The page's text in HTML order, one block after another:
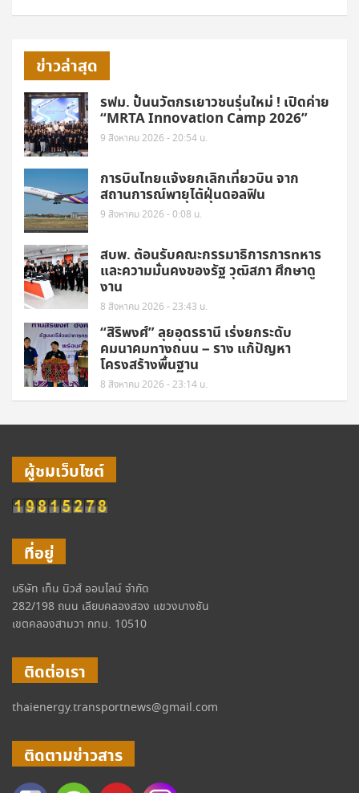
ข่าวล่าสุด
รฟม. ปั้นนวัตกรเยาวชนรุ่นใหม่ ! เปิดค่าย
“MRTA Innovation Camp 2026”
9 สิงหาคม 2026 - 20:54 น.
การบินไทยแจ้งยกเลิกเที่ยวบิน จาก
สถานการณ์พายุไต้ฝุ่นดอลฟิน
9 สิงหาคม 2026 - 0:08 น.
สบพ. ต้อนรับคณะกรรมาธิการการทหาร
และความมั่นคงของรัฐ วุฒิสภา ศึกษาดู
งาน
8 สิงหาคม 2026 - 23:43 น.
“สิริพงศ์” ลุยอุดรธานี เร่งยกระดับ
คมนาคมทางถนน – ราง แก้ปัญหา
โครงสร้างพื้นฐาน
8 สิงหาคม 2026 - 23:14 น.
ผู้ชมเว็บไซต์
ที่อยู่
บริษัท เท็น นิวส์ ออนไลน์ จำกัด
282/198 ถนน เลียบคลองสอง แขวงบางชัน
เขตคลองสามวา กทม. 10510
ติดต่อเรา
thaienergy.transportnews@gmail.com
ติดตามข่าวสาร